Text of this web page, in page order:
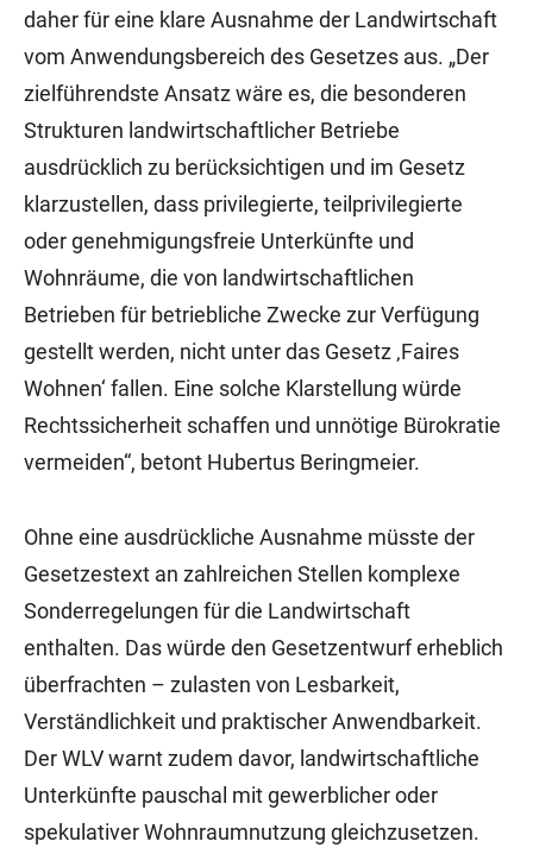
daher für eine klare Ausnahme der Landwirtschaft
vom Anwendungsbereich des Gesetzes aus. „Der
zielführendste Ansatz wäre es, die besonderen
Strukturen landwirtschaftlicher Betriebe
ausdrücklich zu berücksichtigen und im Gesetz
klarzustellen, dass privilegierte, teilprivilegierte
oder genehmigungsfreie Unterkünfte und
Wohnräume, die von landwirtschaftlichen
Betrieben für betriebliche Zwecke zur Verfügung
gestellt werden, nicht unter das Gesetz ‚Faires
Wohnen‘ fallen. Eine solche Klarstellung würde
Rechtssicherheit schaffen und unnötige Bürokratie
vermeiden“, betont Hubertus Beringmeier.
Ohne eine ausdrückliche Ausnahme müsste der
Gesetzestext an zahlreichen Stellen komplexe
Sonderregelungen für die Landwirtschaft
enthalten. Das würde den Gesetzentwurf erheblich
überfrachten – zulasten von Lesbarkeit,
Verständlichkeit und praktischer Anwendbarkeit.
Der WLV warnt zudem davor, landwirtschaftliche
Unterkünfte pauschal mit gewerblicher oder
spekulativer Wohnraumnutzung gleichzusetzen.